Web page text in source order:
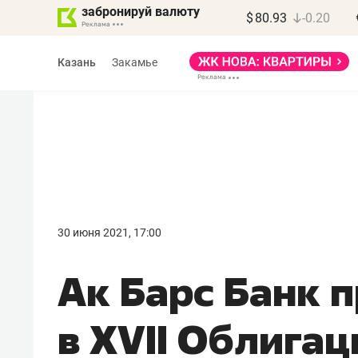
забронируй валюту $ 80.93 -0.20
Казань Закамье
30 июня 2021, 17:00
Ак Барс Банк
в XVII